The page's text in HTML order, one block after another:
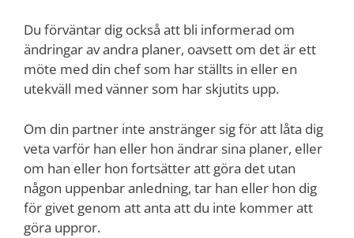
Du förväntar dig också att bli informerad om
ändringar av andra planer, oavsett om det är ett
möte med din chef som har ställts in eller en
utekväll med vänner som har skjutits upp.
Om din partner inte anstränger sig för att låta dig
veta varför han eller hon ändrar sina planer, eller
om han eller hon fortsätter att göra det utan
någon uppenbar anledning, tar han eller hon dig
för givet genom att anta att du inte kommer att
göra uppror.